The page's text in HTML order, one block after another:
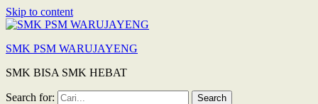
Skip to content
SMK PSM WARUJAYENG
SMK BISA SMK HEBAT
Search for: